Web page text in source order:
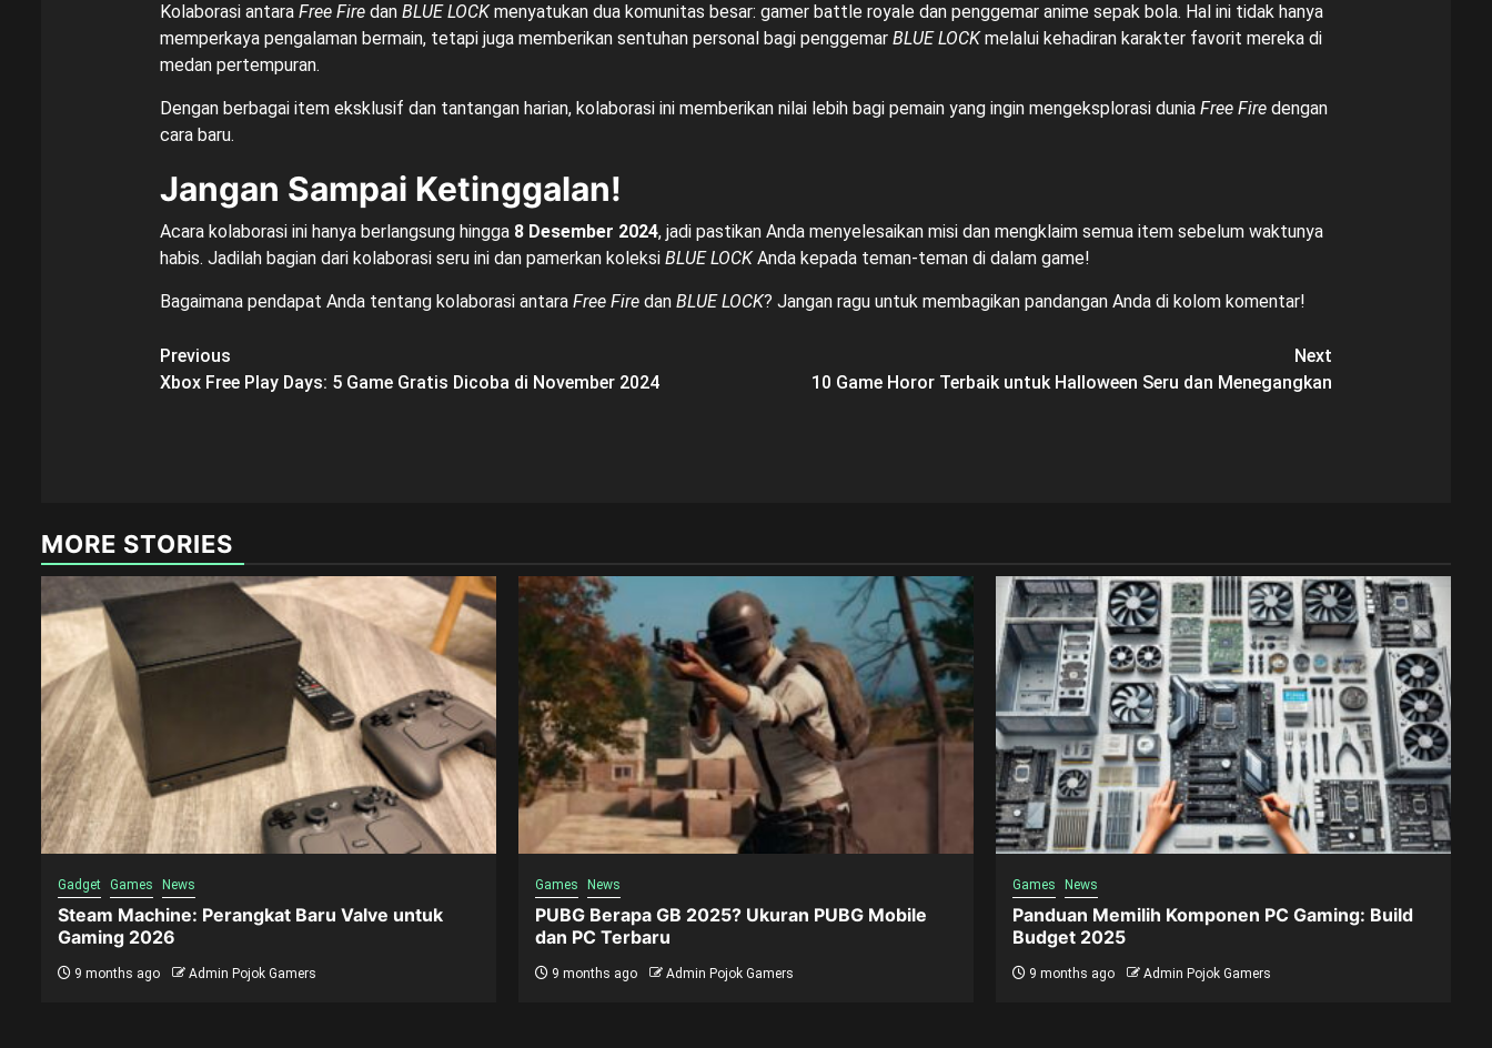
Kolaborasi antara Free Firedan BLUE LOCKmenyatukan dua komunitas besar: gamer battle royale dan penggemar anime sepak bola. Hal ini tidak hanya
memperkaya pengalaman bermain, tetapi juga memberikan sentuhan personal bagi penggemar BLUE LOCKmelalui kehadiran karakter favorit mereka di
medan pertempuran.
Dengan berbagai item eksklusif dan tantangan harian, kolaborasi ini memberikan nilai lebih bagi pemain yang ingin mengeksplorasi dunia Free Firedengan
cara baru.
Jangan Sampai Ketinggalan!
Acara kolaborasi ini hanya berlangsung hingga 8 Desember 2024, jadi pastikan Anda menyelesaikan misi dan mengklaim semua item sebelum waktunya
habis. Jadilah bagian dari kolaborasi seru ini dan pamerkan koleksi BLUE LOCKAnda kepada teman-teman di dalam game!
Bagaimana pendapat Anda tentang kolaborasi antara Free Firedan BLUE LOCK? Jangan ragu untuk membagikan pandangan Anda di kolom komentar!
Post
navigation
Previous
Xbox Free Play Days: 5 Game Gratis Dicoba di November 2024
Next
10 Game Horor Terbaik untuk Halloween Seru dan Menegangkan
MORE STORIES
Gadget Games News
Steam Machine: Perangkat Baru Valve untuk
Gaming 2026
9 months ago Admin Pojok Gamers
Games News
PUBG Berapa GB 2025? Ukuran PUBG Mobile
dan PC Terbaru
9 months ago Admin Pojok Gamers
Games News
Panduan Memilih Komponen PC Gaming: Build
Budget 2025
9 months ago Admin Pojok Gamers